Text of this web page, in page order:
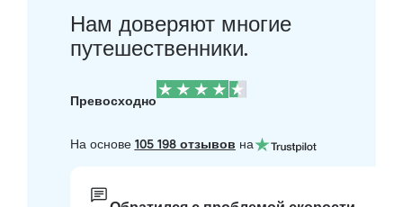
Нам доверяют многие
путешественники.
Превосходно
На основе 105 198 отзывов на